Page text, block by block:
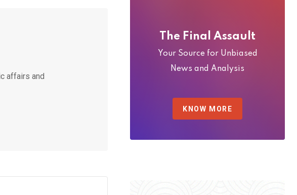
affairs and
The Final Assault
Your Source for Unbiased
News and Analysis
KNOW MORE